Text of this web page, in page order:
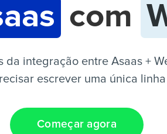
com
da integração entre Asaas +
escrever uma única
Começar agora